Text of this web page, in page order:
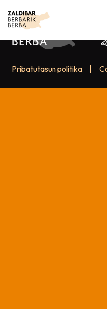
Pribatutasun politika